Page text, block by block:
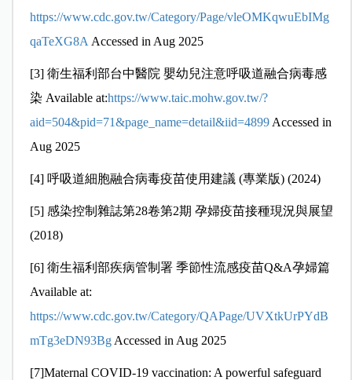
https://www.cdc.gov.tw/Category/Page/vleOMKqwuEbIMg
qaTeXG8A Accessed in Aug 2025
[3]衛生福利部台中醫院 嬰幼兒注意呼吸道融合病毒感
染 Available at:https://www.taic.mohw.gov.tw/?
aid=504&pid=71&page_name=detail&iid=4899Accessed in
Aug 2025
[4]呼吸道細胞融合病毒疫苗使用建議 (專業版) (2024)
[5]感染控制雜誌第28卷第2期 孕婦疫苗接種現況與展望
(2018)
[6]衛生福利部疾病管制署 季節性流感疫苗Q&A孕婦篇
Available at:
https://www.cdc.gov.tw/Category/QAPage/UVXtkUrPYdB
mTg3eDN93BgAccessed in Aug 2025
[7]Maternal COVID-19 vaccination: A powerful safeguard